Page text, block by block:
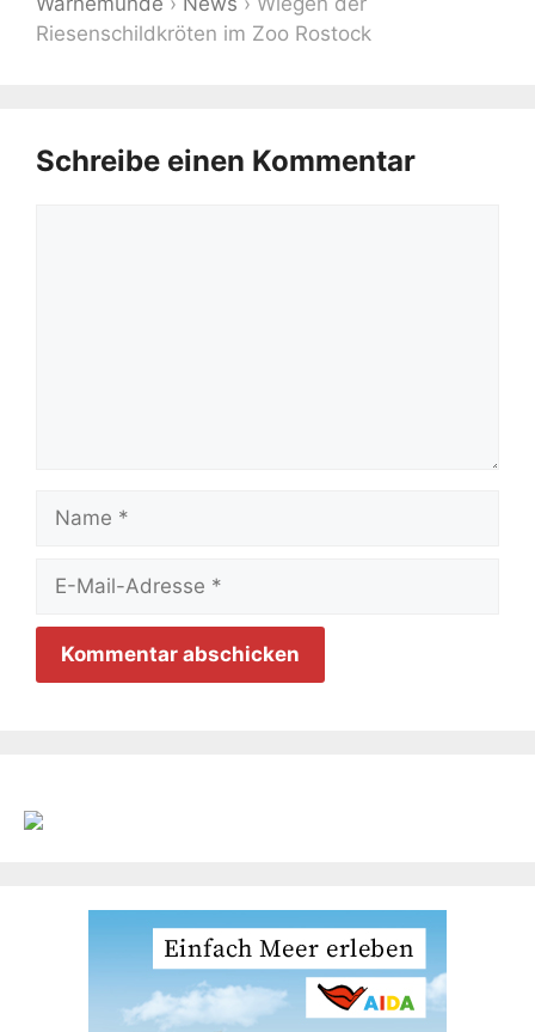
Riesenschildkröten im Zoo Rostock
Schreibe einen Kommentar
Mail-
Adresse